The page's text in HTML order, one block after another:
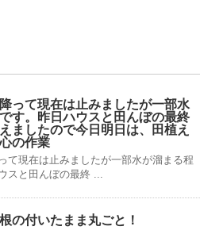
って現在は止みましたが一部水
す。昨日ハウスと田んぼの最終
ましたので今日明日は、田植え
の作業
て現在は止みましたが一部水が溜まる程
スと田んぼの最終 ...
の付いたまま丸ごと！